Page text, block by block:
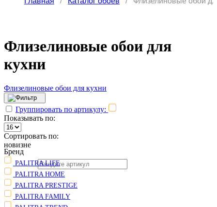
Флизелиновые обои для
кухни
Флизелиновые обои для кухни
Группировать по артикулу:
Показывать по:
Сортировать по:
новизне
Бренд
PALITRA LIFE
PALITRA HOME
PALITRA PRESTIGE
PALITRA FAMILY